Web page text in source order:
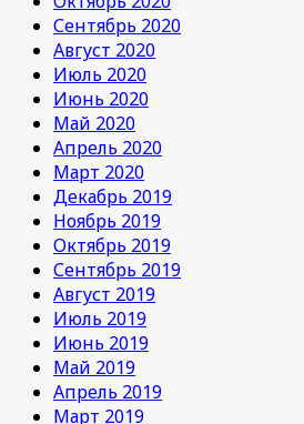
Сентябрь 2020
Август 2020
Июль 2020
Июнь 2020
Май 2020
Апрель 2020
Март 2020
Декабрь 2019
Ноябрь 2019
Октябрь 2019
Сентябрь 2019
Август 2019
Июль 2019
Июнь 2019
Май 2019
Апрель 2019
Март 2019